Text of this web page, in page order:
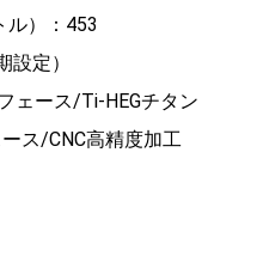
ル）：453
定）
ェース/Ti-HEGチタン
ス/CNC高精度加工